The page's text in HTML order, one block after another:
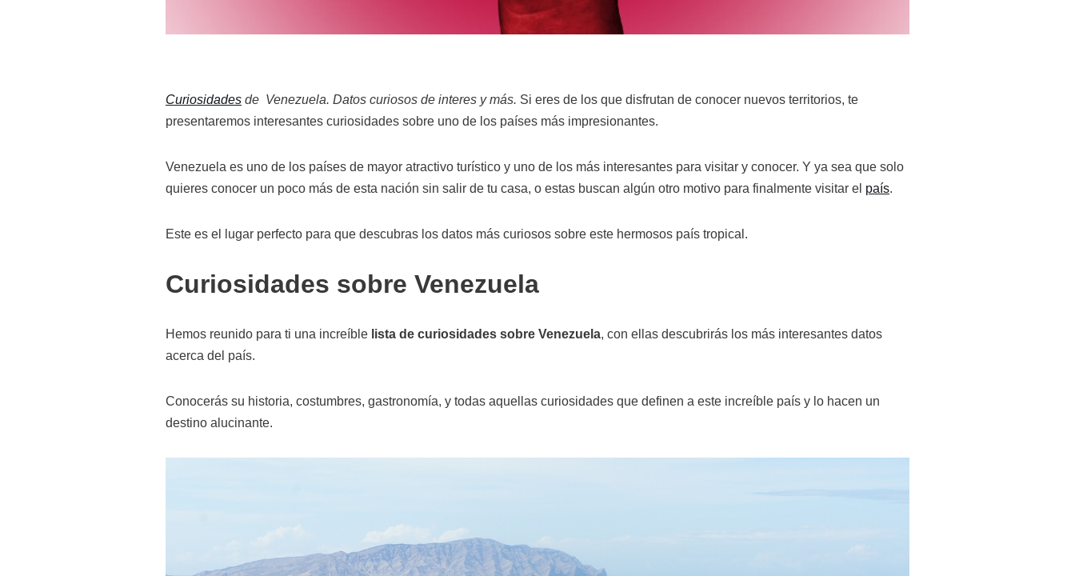
Curiosidades de Venezuela. Datos curiosos de interes y más. Si eres de los que disfrutan de conocer nuevos territorios, te
presentaremos interesantes curiosidades sobre uno de los países más impresionantes.
Venezuela es uno de los países de mayor atractivo turístico y uno de los más interesantes para visitar y conocer. Y ya sea que solo
quieres conocer un poco más de esta nación sin salir de tu casa, o estas buscan algún otro motivo para finalmente visitar el país.
Este es el lugar perfecto para que descubras los datos más curiosos sobre este hermosos país tropical.
Curiosidades sobre Venezuela
Hemos reunido para ti una increíble lista de curiosidades sobre Venezuela, con ellas descubrirás los más interesantes datos
acerca del país.
Conocerás su historia, costumbres, gastronomía, y todas aquellas curiosidades que definen a este increíble país y lo hacen un
destino alucinante.